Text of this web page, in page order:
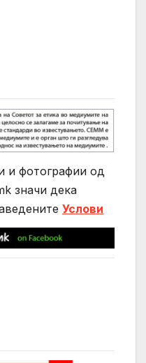
и фотографии од
значи дека
Услови